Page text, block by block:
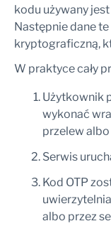
kodu używany
Następnie dane
kryptograficzną,
W praktyce cały
Użytkownik
wykonać
przelew albo
Serwis
Kod OTP
albo przez